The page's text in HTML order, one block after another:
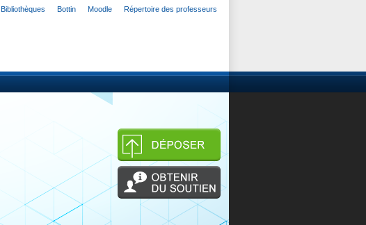
Bibliothèques Bottin Moodle Répertoire des professeurs